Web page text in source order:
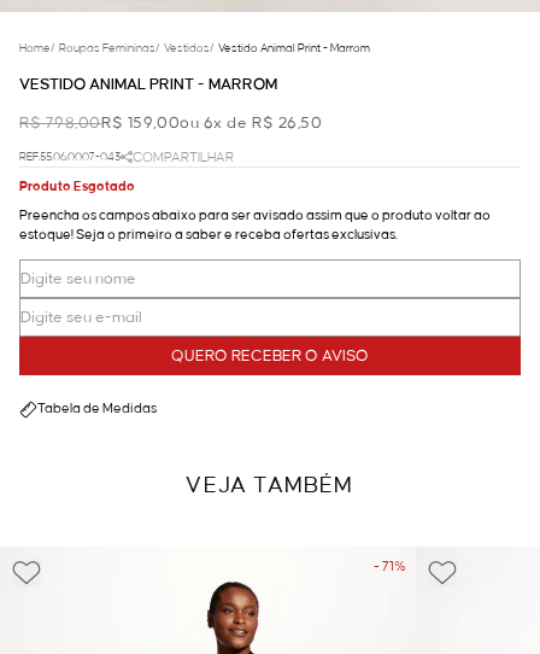
Home/ Roupas Femininas/ Vestidos/ Vestido Animal Print - Marrom
VESTIDO ANIMAL PRINT - MARROM
R$ 798,00R$ 159,00ou 6x de R$ 26,50
REF.55.06.0007-043
COMPARTILHAR
Produto Esgotado
Preencha os campos abaixo para ser avisado assim que o produto voltar ao
estoque! Seja o primeiro a saber e receba ofertas exclusivas.
QUERO RECEBER O AVISO
Tabela de Medidas
VEJA TAMBÉM
- 71%